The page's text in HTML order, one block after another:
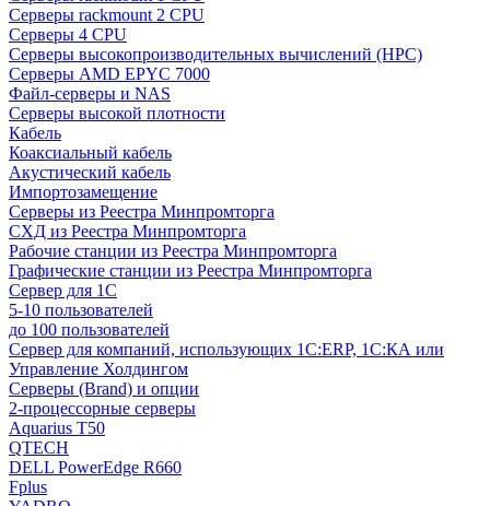
Серверы rackmount 2 CPU
Серверы 4 CPU
Серверы высокопроизводительных вычислений (HPC)
Серверы AMD EPYC 7000
Файл-серверы и NAS
Серверы высокой плотности
Кабель
Коаксиальный кабель
Акустический кабель
Импортозамещение
Серверы из Реестра Минпромторга
СХД из Реестра Минпромторга
Рабочие станции из Реестра Минпромторга
Графические станции из Реестра Минпромторга
Сервер для 1С
5-10 пользователей
до 100 пользователей
Сервер для компаний, использующих 1C:ERP, 1С:КА или
Управление Холдингом
Серверы (Brand) и опции
2-процессорные серверы
Aquarius T50
QTECH
DELL PowerEdge R660
Fplus